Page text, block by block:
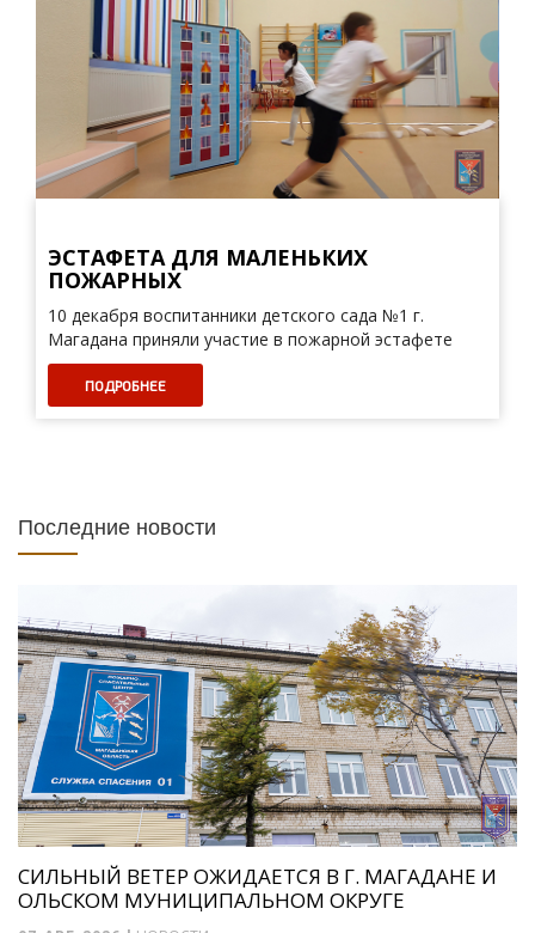
ЭСТАФЕТА ДЛЯ МАЛЕНЬКИХ
ПОЖАРНЫХ
10 декабря воспитанники детского сада №1 г.
Магадана приняли участие в пожарной эстафете
ПОДРОБНЕЕ
Последние новости
СИЛЬНЫЙ ВЕТЕР ОЖИДАЕТСЯ В Г. МАГАДАНЕ И
ОЛЬСКОМ МУНИЦИПАЛЬНОМ ОКРУГЕ